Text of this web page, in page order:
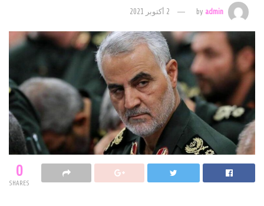
byadmin 2 أكتوبر 2021
0
SHARES